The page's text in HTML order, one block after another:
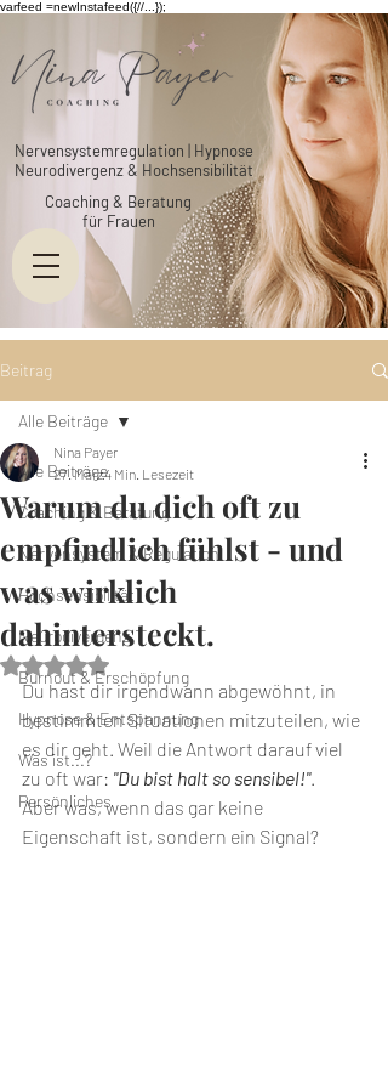
varfeed =newInstafeed({//...});
Nervensystemregulation | Hypnose
Neurodivergenz & Hochsensibilität
Coaching & Beratung
für Frauen
Beitrag
Alle Beiträge
Coaching & Beratung
Nervensystem & Regulation
Hochsensibilität
Neurodivergenz
Burnout & Erschöpfung
Hypnose & Entspannung
Was ist...?
Persönliches
Alle Beiträge
Warum du dich oft zu
empfindlich fühlst - und
was wirklich
dahintersteckt.
Nina Payer
27. März4 Min. Lesezeit
Mit NaN von 5 Sternen bewertet.
Du hast dir irgendwann abgewöhnt, in
bestimmten Situationen mitzuteilen, wie
es dir geht. Weil die Antwort darauf viel
zu oft war: "Du bist halt so sensibel!".
Aber was, wenn das gar keine
Eigenschaft ist, sondern ein Signal?